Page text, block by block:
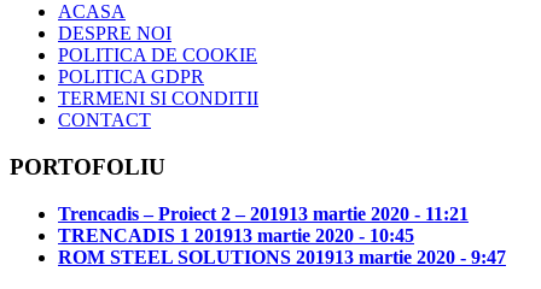
ACASA
DESPRE NOI
POLITICA DE COOKIE
POLITICA GDPR
TERMENI SI CONDITII
CONTACT
PORTOFOLIU
Trencadis – Proiect 2 – 201913 martie 2020 - 11:21
TRENCADIS 1 201913 martie 2020 - 10:45
ROM STEEL SOLUTIONS 201913 martie 2020 - 9:47